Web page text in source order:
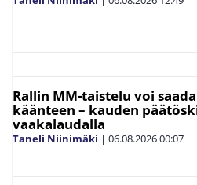
Rallin MM-taistelu voi
käänteen – kauden
vaakalaudalla
Taneli Niinimäki | 06.08.202600:07